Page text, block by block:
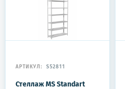
АРТИКУЛ: S52811
Стеллаж MS Standart